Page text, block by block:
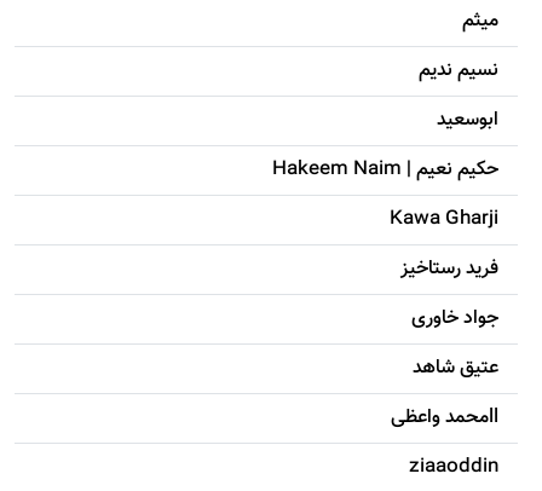
میثم
نسیم ندیم
ابوسعيد
حکيم نعيم | Hakeem Naim
Kawa Gharji
فرید رستاخیز
جواد خاوری
عتیق شاهد
llمحمد واعظی
ziaaoddin